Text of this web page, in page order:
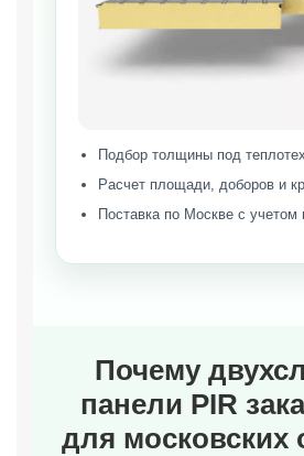
Подбор толщины под
Расчет площади, доборов и
Поставка по Москве с учетом
Почему
панели PIR
для московских